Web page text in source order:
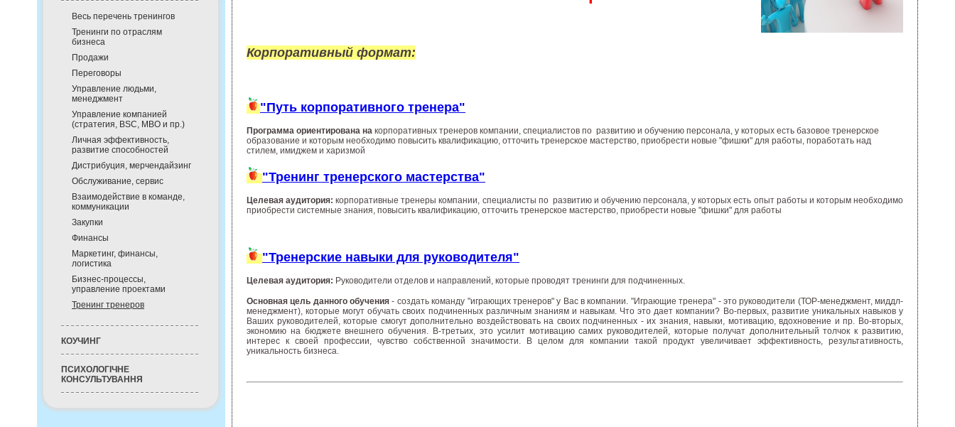
Весь перечень тренингов
Тренинги по отраслям
бизнеса
Продажи
Переговоры
Управление людьми,
менеджмент
Управление компанией
(стратегия, BSC, MBO и пр.)
Личная эффективность,
развитие способностей
Дистрибуция, мерчендайзинг
Обслуживание, сервис
Взаимодействие в команде,
коммуникации
Закупки
Финансы
Маркетинг, финансы,
логистика
Бизнес-процессы,
управление проектами
Тренинг тренеров
КОУЧИНГ
ПСИХОЛОГІЧНЕ
КОНСУЛЬТУВАННЯ
Корпоративный формат:
"Путь корпоративного тренера"
Программа ориентирована на корпоративных тренеров компании, специалистов по развитию и обучению персонала, у которых есть базовое тренерское
образование и которым необходимо повысить квалификацию, отточить тренерское мастерство, приобрести новые "фишки" для работы, поработать над
стилем, имиджем и харизмой
"Тренинг тренерского мастерства"
Целевая аудитория:корпоративные тренеры компании, специалисты по развитию и обучению персонала, у которых есть опыт работы и которым необходимо
приобрести системные знания, повысить квалификацию, отточить тренерское мастерство, приобрести новые "фишки" для работы
"Тренерские навыки для руководителя"
Целевая аудитория: Руководители отделов и направлений, которые проводят тренинги для подчиненных.
Основная цель данного обучения - создать команду "играющих тренеров" у Вас в компании. "Играющие тренера" - это руководители (ТОР-менеджмент, миддл-
менеджмент), которые могут обучать своих подчиненных различным знаниям и навыкам. Что это дает компании? Во-первых, развитие уникальных навыков у
Ваших руководителей, которые смогут дополнительно воздействовать на своих подчиненных - их знания, навыки, мотивацию, вдохновение и пр. Во-вторых,
экономию на бюджете внешнего обучения. В-третьих, это усилит мотивацию самих руководителей, которые получат дополнительный толчок к развитию,
интерес к своей профессии, чувство собственной значимости. В целом для компании такой продукт увеличивает эффективность, результативность,
уникальность бизнеса.